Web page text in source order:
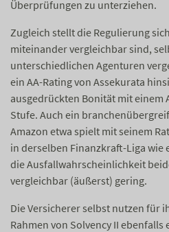
Überprüfungen zu unterziehen.
Zugleich stellt die Regulierung
miteinander vergleichbar sind,
unterschiedlichen Agenturen
ein AA-Rating von Assekurata
ausgedrückten Bonität mit einem
Stufe. Auch ein
Amazon etwa spielt mit seinem
in derselben Finanzkraft-Liga wie
die Ausfallwahrscheinlichkeit
vergleichbar (äußerst) gering.
Die Versicherer selbst nutzen für
Rahmen von Solvency II ebenfalls